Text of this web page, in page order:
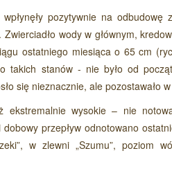
pozytywnie na odbudowę
wody w głównym,
ostatniego miesiąca o 65 cm
stanów - nie było od
się nieznacznie, ale pozostawało
ekstremalnie wysokie – nie
przepływ odnotowano
w zlewni „Szumu”, poziom